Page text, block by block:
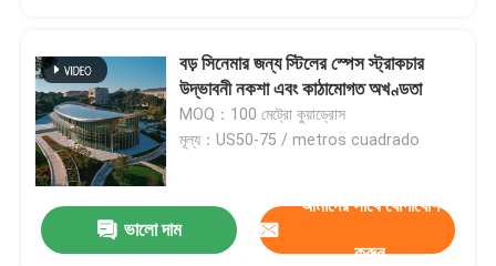
বাড়ি
বড় সিনেমার জন্য স্টিলের স্পেস স্ট্রাকচার
উদ্ভাবনী নকশা এবং কাঠামোগত অখণ্ডতা
MOQ：100 মেট্রো কুয়াড্রোস
মূল্য：US50-75 / metros cuadrado
ভালো দাম
আমাদের সাথে যোগাযোগ
করুন